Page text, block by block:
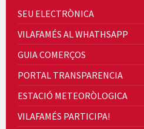
Presentació del llibre &quot;La
SEU ELECTRÒNICA
VILAFAMÉS AL WHATHSAPP
GUIA COMERÇOS
PORTAL TRANSPARENCIA
ESTACIÓ METEORÒLOGICA
VILAFAMÉS PARTICIPA!